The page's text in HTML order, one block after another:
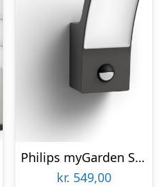
Philips myGarden Splay udendørs væglampe med sensor, 2700K
kr. 549,00